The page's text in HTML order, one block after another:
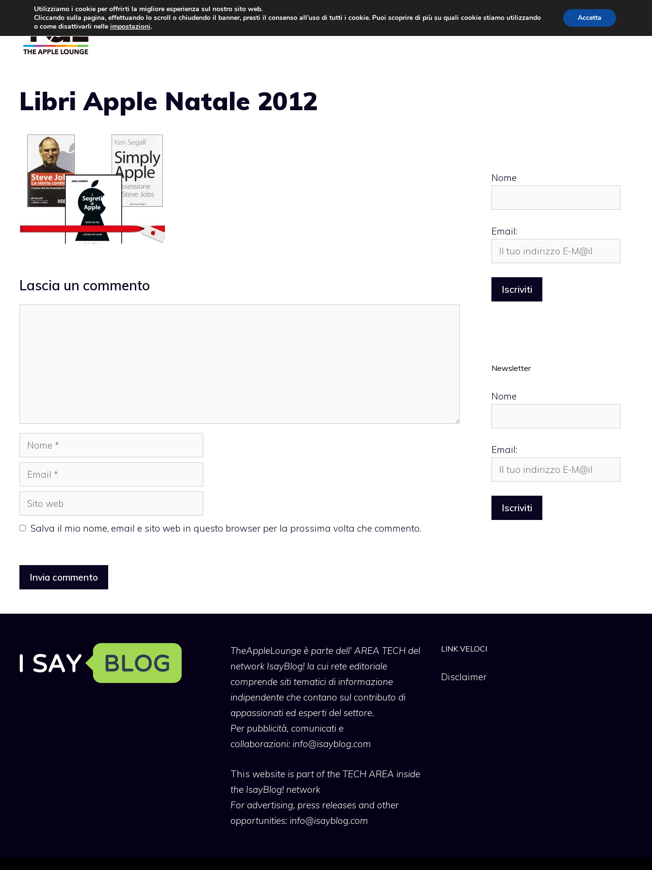
contenuto
Libri Apple Natale 2012
Lascia un commento
Nome
Email
Sito
web
Salva il mio nome, email e sito web in questo browser per la prossima volta che commento.
Nome
Email:
Newsletter
Nome
Email:
TheAppleLoungeè parte dell' AREA TECH del
network IsayBlog! la cui rete editoriale
comprende siti tematici di informazione
indipendente che contano sul contributo di
appassionati ed esperti del settore.
Per pubblicità, comunicati e
collaborazioni: info@isayblog.com
This website is part of the TECH AREA inside
the IsayBlog! network
For advertising, press releases and other
opportunities: info@isayblog.com
LINK VELOCI
Disclaimer
Utilizziamo i cookie per offrirti la migliore esperienza sul nostro sito web.
Cliccando sulla pagina, effettuando lo scroll o chiudendo il banner, presti il consenso all’uso di tutti i cookie. Puoi scoprire di più su quali cookie stiamo utilizzando
o come disattivarli nelle impostazioni.
Accetta